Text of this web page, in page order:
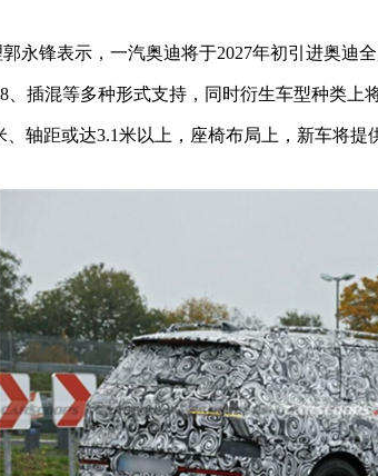
锋表示，一汽奥迪将于2027年初引进奥迪
混等多种形式支持，同时衍生车型种类上
距或达3.1米以上，座椅布局上，新车将提